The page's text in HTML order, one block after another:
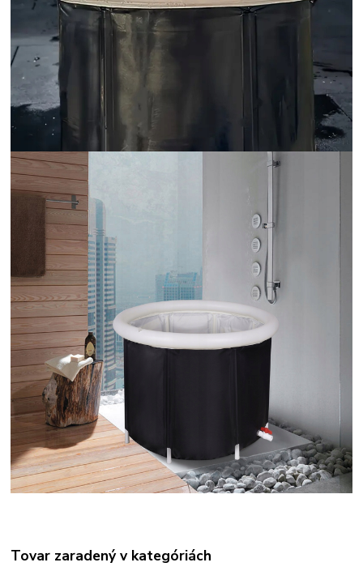
Tovar zaradený v kategóriách